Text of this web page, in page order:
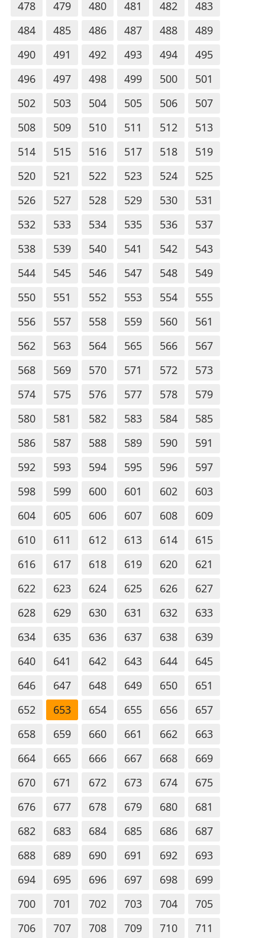
478 479 480 481 482
483
484
485 486 487 488
489
490
491 492 493 494
495
496
497 498 499 500
501
502
503 504 505 506
507
508
509 510 511 512
513
514
515 516 517 518
519
520
521 522 523 524
525
526
527 528 529 530
531
532
533 534 535 536
537
538
539 540 541 542
543
544
545 546 547 548
549
550
551 552 553 554
555
556
557 558 559 560
561
562
563 564 565 566
567
568
569 570 571 572
573
574
575 576 577 578
579
580
581 582 583 584
585
586
587 588 589 590
591
592
593 594 595 596
597
598
599 600 601 602
603
604
605 606 607 608
609
610
611 612 613 614
615
616
617 618 619 620
621
622
623 624 625 626
627
628
629 630 631 632
633
634
635 636 637 638
639
640
641 642 643 644
645
646
647 648 649 650
651
652
653 654 655 656
657
658
659 660 661 662
663
664
665 666 667 668
669
670
671 672 673 674
675
676
677 678 679 680
681
682
683 684 685 686
687
688
689 690 691 692
693
694
695 696 697 698
699
700
701 702 703 704
705
706
707 708 709 710
711